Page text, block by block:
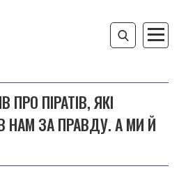
ПРО ПІРАТІВ, ЯКІ
НАМ ЗА ПРАВДУ. А МИ Й